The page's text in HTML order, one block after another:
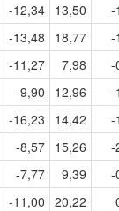
-12,34 13,50
-
-13,48 18,77
-
-11,27 7,98
-
-9,90 12,96
-
-16,23 14,42
-
-8,57 15,26
-
-7,77 9,39
-
-11,00 20,22